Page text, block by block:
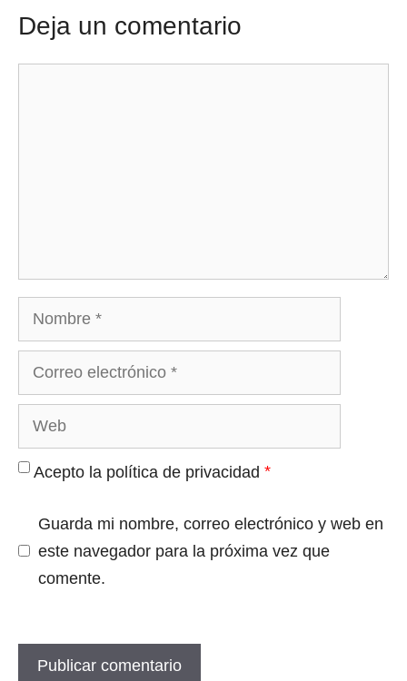
Deja un comentario
Nombre
Correo
electrónico
Web
Acepto la política de privacidad *
Guarda mi nombre, correo electrónico y web en
este navegador para la próxima vez que
comente.